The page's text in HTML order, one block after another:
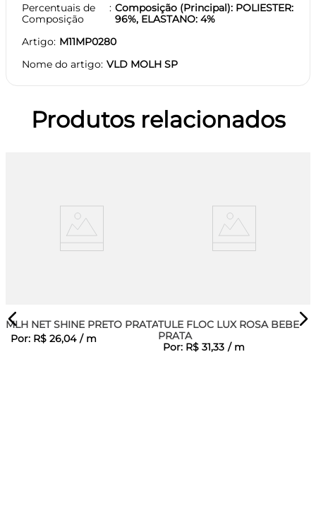
Percentuais de
Composição
Composição (Principal): POLIESTER:
96%, ELASTANO: 4%
Artigo M11MP0280
Nome do artigo VLD MOLH SP
Produtos relacionados
MLH NET SHINE PRETO PRATA
Por: R$ 26,04 / m
TULE FLOC LUX ROSA BEBE
PRATA
Por: R$ 31,33 / m